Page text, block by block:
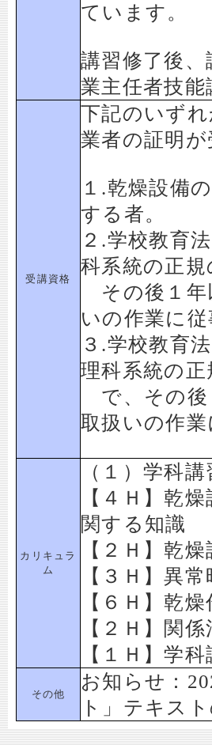
ています。
講習修了後
業主任者技
受講資格
下記のいず
業者の証明
１.乾燥設備
する者。
２.学校教育
科系統の正
その後１年
いの作業に
３.学校教育
理科系統の
で、その後
取扱いの作
カリキュラ
ム
（１）学科講
【４Ｈ】乾
関する知識
【２Ｈ】乾
【３Ｈ】異
【６Ｈ】乾
【２Ｈ】関係
【１Ｈ】学科
その他
お知らせ：
ト」テキス